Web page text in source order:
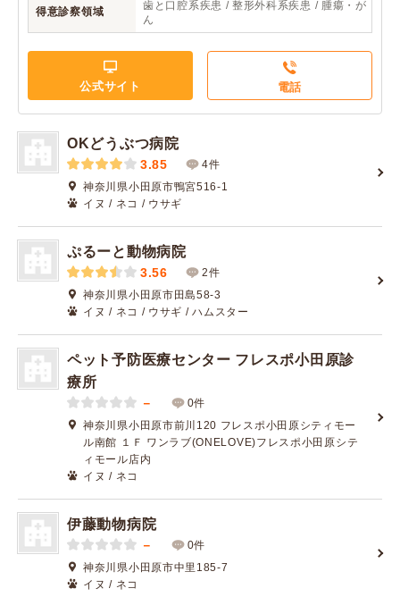
得意診察領域
歯と口腔系疾患 / 整形外科系疾患 / 腫瘍・が
ん
公式サイト 電話
OKどうぶつ病院
3.85
4件
神奈川県小田原市鴨宮516-1
イヌ / ネコ / ウサギ
ぷるーと動物病院
3.56
2件
神奈川県小田原市田島58-3
イヌ / ネコ / ウサギ / ハムスター
ペット予防医療センター フレスポ小田原診
療所
－
0件
神奈川県小田原市前川120 フレスポ小田原シティモー
ル南館 １Ｆ ワンラブ(ONELOVE)フレスポ小田原シテ
ィモール店内
イヌ / ネコ
伊藤動物病院
－
0件
神奈川県小田原市中里185-7
イヌ / ネコ